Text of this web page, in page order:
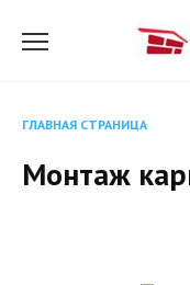
ГЛАВНАЯ СТРАНИЦА
Монтаж